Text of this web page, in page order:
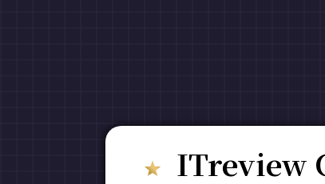
ITreview